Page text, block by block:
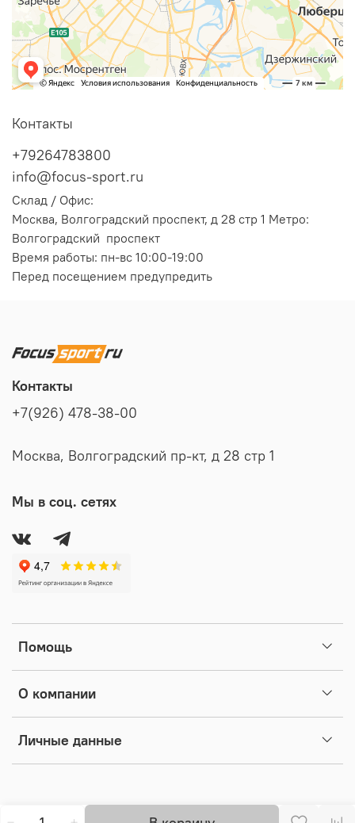
Контакты
+79264783800
info@focus-sport.ru
Склад / Офис:
Москва, Волгоградский проспект, д 28 стр 1 Метро:
Волгоградский проспект
Время работы: пн-вс 10:00-19:00
Перед посещением предупредить
Помощь
О компании
Личные данные
Контакты
+7(926) 478-38-00
Москва, Волгоградский пр-кт, д 28 стр 1
Мы в соц. сетях